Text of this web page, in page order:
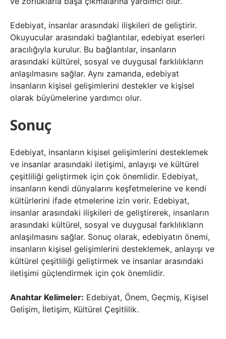
Edebiyat, insanlar arasındaki ilişkileri de geliştirir.
Okuyucular arasındaki bağlantılar, edebiyat eserleri
aracılığıyla kurulur. Bu bağlantılar, insanların
arasındaki kültürel, sosyal ve duygusal farklılıkların
anlaşılmasını sağlar. Aynı zamanda, edebiyat
insanların kişisel gelişimlerini destekler ve kişisel
olarak büyümelerine yardımcı olur.
Sonuç
Edebiyat, insanların kişisel gelişimlerini desteklemek
ve insanlar arasındaki iletişimi, anlayışı ve kültürel
çeşitliliği geliştirmek için çok önemlidir. Edebiyat,
insanların kendi dünyalarını keşfetmelerine ve kendi
kültürlerini ifade etmelerine izin verir. Edebiyat,
insanlar arasındaki ilişkileri de geliştirerek, insanların
arasındaki kültürel, sosyal ve duygusal farklılıkların
anlaşılmasını sağlar. Sonuç olarak, edebiyatın önemi,
insanların kişisel gelişimlerini desteklemek, anlayışı ve
kültürel çeşitliliği geliştirmek ve insanlar arasındaki
iletişimi güçlendirmek için çok önemlidir.
Anahtar Kelimeler: Edebiyat, Önem, Geçmiş, Kişisel
Gelişim, İletişim, Kültürel Çeşitlilik.